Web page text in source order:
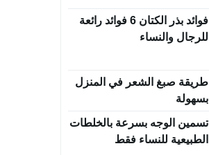
فوائد بذر الكتان 6 فوائد رائعة
للرجال والنساء
طريقة صبغ الشعر في المنزل
بسهولة
تسمين الوجه بسرعة بالخلطات
الطبيعية للنساء فقط